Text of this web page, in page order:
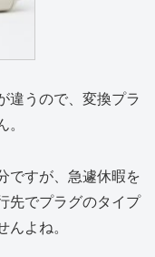
違うので、変換プラ
ですが、急遽休暇を
先でプラグのタイプ
よね。